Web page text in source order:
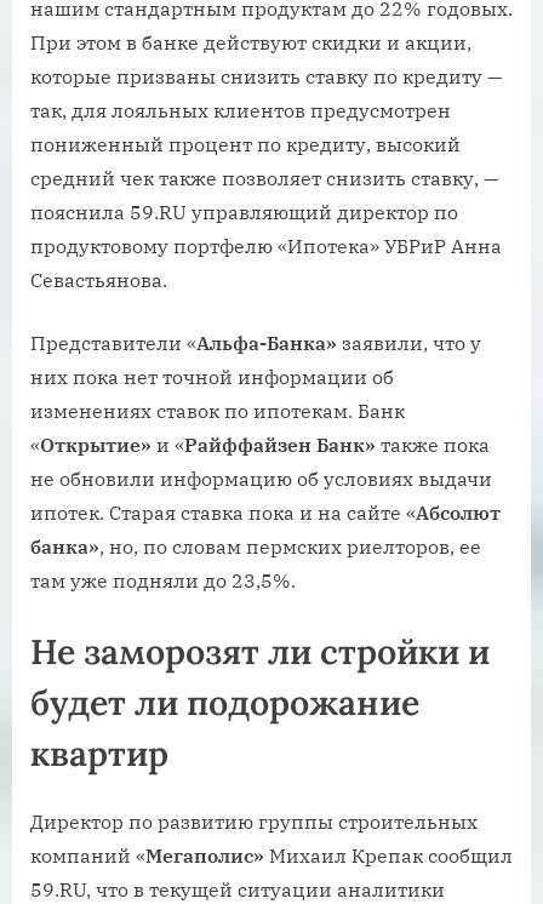
нашим стандартным продуктам до 22% годовых.
При этом в банке действуют скидки и акции,
которые призваны снизить ставку по кредиту —
так, для лояльных клиентов предусмотрен
пониженный процент по кредиту, высокий
средний чек также позволяет снизить ставку, —
пояснила 59.RU управляющий директор по
продуктовому портфелю «Ипотека» УБРиР Анна
Севастьянова.
Представители «Альфа-Банка» заявили, что у
них пока нет точной информации об
изменениях ставок по ипотекам. Банк
«Открытие» и «Райффайзен Банк» также пока
не обновили информацию об условиях выдачи
ипотек. Старая ставка пока и на сайте «Абсолют
банка», но, по словам пермских риелторов, ее
там уже подняли до 23,5%.
Не заморозят ли стройки и
будет ли подорожание
квартир
Директор по развитию группы строительных
компаний «Мегаполис» Михаил Крепак сообщил
59.RU, что в текущей ситуации аналитики